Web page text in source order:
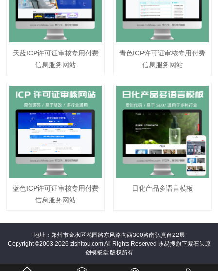
天蓝ICP许可证审核专用付费
信息服务网站
青色ICP许可证审核专用付费
信息服务网站
蓝色ICP许可证审核专用付费
信息服务网站
日化产品多语言模板
地址：郑州市金水区花园路东风路向西300路南弘熹台22层
Copyright ©2003-2026 zishitou.com All Rights Reserved 永易搜旗下紫石头原
创模板堂 版权所有